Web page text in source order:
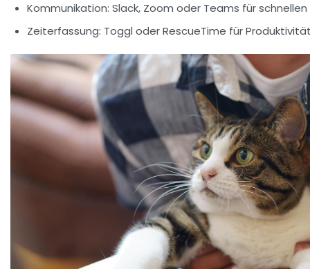
Kommunikation: Slack, Zoom oder Teams für
Zeiterfassung: Toggl oder RescueTime für